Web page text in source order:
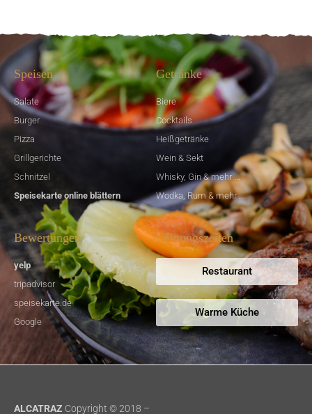
Speisen
Salate
Burger
Pizza
Grillgerichte
Schnitzel
Speisekarte online blättern
Getränke
Biere
Cocktails
Heißgetränke
Wein & Sekt
Whisky, Gin & mehr ...
Wodka, Rum & mehr ...
Bewertungen
yelp
tripadvisor
speisekarte.de
Google
Öffnungszeiten
Restaurant
Warme Küche
ALCATRAZ Copyright © 2018 –